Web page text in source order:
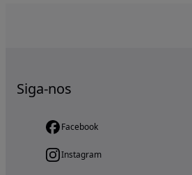
Siga-nos
Facebook
Instagram